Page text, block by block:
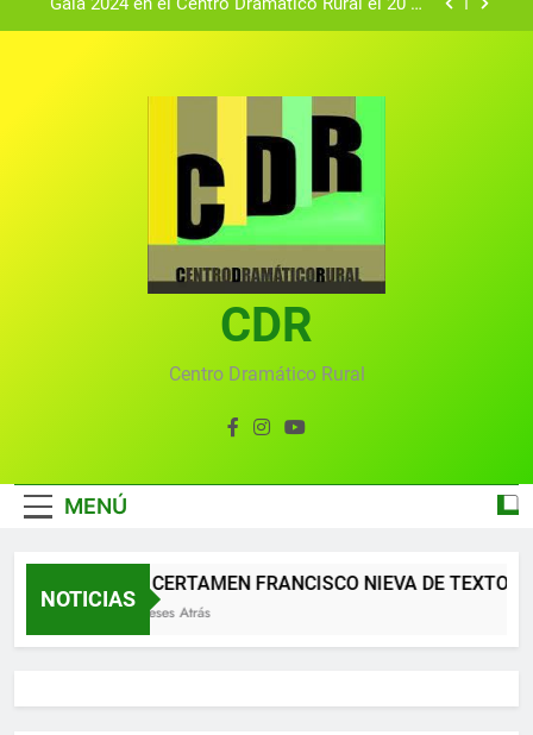
Gala 2024 en el Centro Dramático Rural el 20 de
convocado por el Centro Dramático Rural de Mira
(Cuenca)
Gala anual virtual del Centro Dramático Rural de
Gala del Centro Dramático Rural 2025
Gala 2024 en el Centro Dramático Rural el 20 de
Textos seleccionados en el VI Certamen
Francisco Nieva de piezas breves teatrales
convocado por el Centro Dramático Rural de Mira
Gala anual virtual del Centro Dramático Rural de
CDR
Centro Dramático Rural
MENÚ
NOTICIAS
XII CERTAMEN FRANCISCO NIEVA DE TEXTOS
2 Meses Atrás